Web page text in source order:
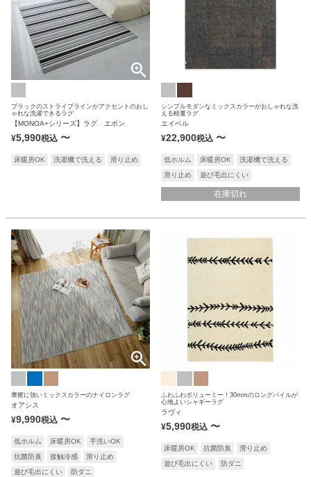
ブラックのストライプラインがアクセントのおし
ゃれな洗濯できるラグ
【MONOA+シリーズ】ラグ エボン
¥5,990税込 〜
床暖房OK 洗濯機で洗える 滑り止め
シンプルモダンなミックスカラーがおしゃれな洗
える軽量ラグ
エイベル
¥22,900税込 〜
低ホルム 床暖房OK
洗濯機で洗える
滑り止め
遊び毛出にくい
在庫切れ
摩擦に強いミックスカラーのナイロンラグ
オアシス
¥9,990税込 〜
低ホルム 床暖房OK
手洗いOK
抗菌防臭
接触冷感
滑り止め
遊び毛出にくい
防ダニ
ふわふわボリューミー！30mmのロングパイルが
心地よいシャギーラグ
ラヴィ
¥5,990税込 〜
床暖房OK 抗菌防臭
滑り止め
遊び毛出にくい
防ダニ